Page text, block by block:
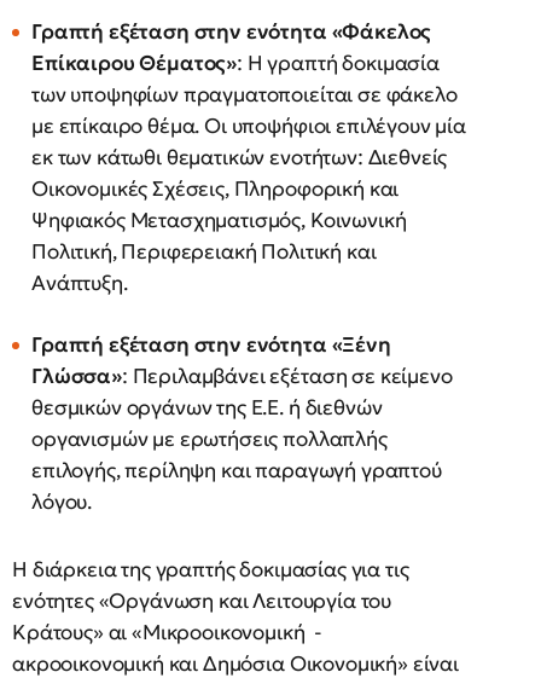
Γραπτή εξέταση στην ενότητα «Φάκελος
Επίκαιρου Θέματος»: Η γραπτή δοκιμασία
των υποψηφίων πραγματοποιείται σε φάκελο
με επίκαιρο θέμα. Οι υποψήφιοι επιλέγουν μία
εκ των κάτωθι θεματικών ενοτήτων: Διεθνείς
Οικονομικές Σχέσεις, Πληροφορική και
Ψηφιακός Μετασχηματισμός, Κοινωνική
Πολιτική, Περιφερειακή Πολιτική και
Ανάπτυξη.
Γραπτή εξέταση στην ενότητα «Ξένη
Γλώσσα»: Περιλαμβάνει εξέταση σε κείμενο
θεσμικών οργάνων της Ε.Ε. ή διεθνών
οργανισμών με ερωτήσεις πολλαπλής
επιλογής, περίληψη και παραγωγή γραπτού
λόγου.
Η διάρκεια της γραπτής δοκιμασίας για τις
ενότητες «Οργάνωση και Λειτουργία του
Κράτους» αι «Μικροοικονομική -
ακροοικονομική και Δημόσια Οικονομική» είναι